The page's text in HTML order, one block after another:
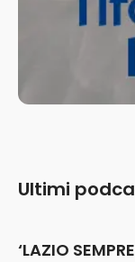
Ultimi
‘LAZIO